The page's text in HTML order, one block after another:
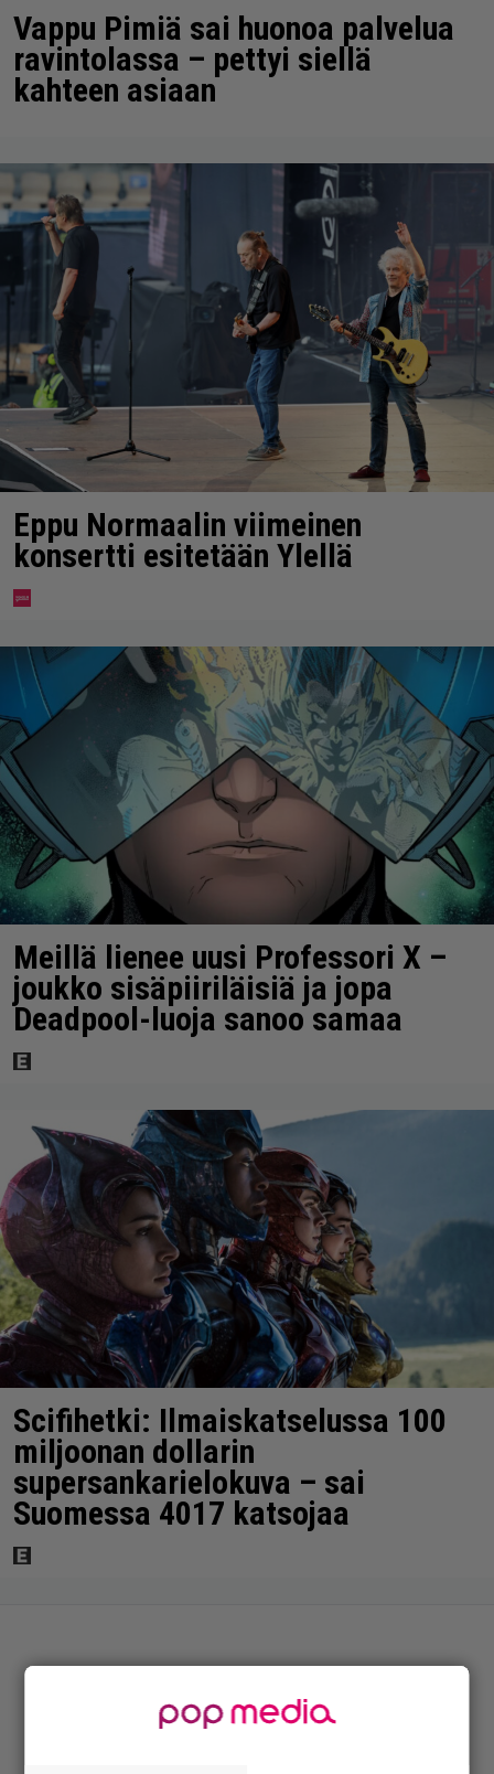
Vappu Pimiä sai huonoa palvelua
ravintolassa – pettyi siellä
kahteen asiaan
Eppu Normaalin viimeinen
konsertti esitetään Ylellä
Meillä lienee uusi Professori X –
joukko sisäpiiriläisiä ja jopa
Deadpool-luoja sanoo samaa
Scifihetki: Ilmaiskatselussa 100
miljoonan dollarin
supersankarielokuva – sai
Suomessa 4017 katsojaa